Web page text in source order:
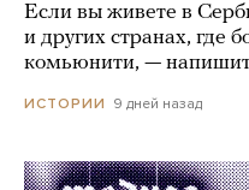
Если вы живете в
и других странах, где
комьюнити, —
ИСТОРИИ 9 дней назад